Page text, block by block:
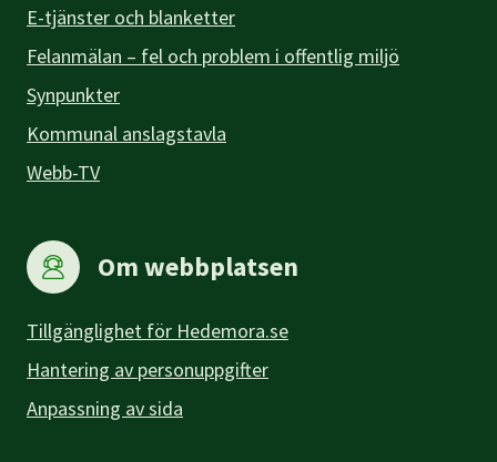
E-tjänster och blanketter
Felanmälan – fel och problem i offentlig miljö
Synpunkter
Kommunal anslagstavla
Webb-TV
Om webbplatsen
Tillgänglighet för Hedemora.se
Hantering av personuppgifter
Anpassning av sida